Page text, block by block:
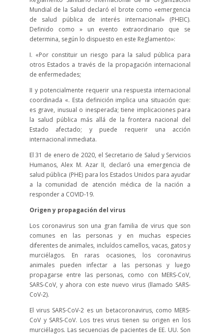
Mundial de la Salud declaró el brote como «emergencia
de salud pública de interés internacional» (PHEIC).
Definido como » un evento extraordinario que se
determina, según lo dispuesto en este Reglamento»:
I. «Por constituir un riesgo para la salud pública para
otros Estados a través de la propagación internacional
de enfermedades;
II y potencialmente requerir una respuesta internacional
coordinada «. Esta definición implica una situación que:
es grave, inusual o inesperada; tiene implicaciones para
la salud pública más allá de la frontera nacional del
Estado afectado; y puede requerir una acción
internacional inmediata.
El 31 de enero de 2020, el Secretario de Salud y Servicios
Humanos, Alex M. Azar II, declaró una emergencia de
salud pública (PHE) para los Estados Unidos para ayudar
a la comunidad de atención médica de la nación a
responder a COVID-19.
Origen y propagación del virus
Los coronavirus son una gran familia de virus que son
comunes en las personas y en muchas especies
diferentes de animales, incluídos camellos, vacas, gatos y
murciélagos. En raras ocasiones, los coronavirus
animales pueden infectar a las personas y luego
propagarse entre las personas, como con MERS-CoV,
SARS-CoV, y ahora con este nuevo virus (llamado SARS-
CoV-2).
El virus SARS-CoV-2 es un betacoronavirus, como MERS-
CoV y SARS-CoV. Los tres virus tienen su origen en los
murciélagos. Las secuencias de pacientes de EE. UU. Son